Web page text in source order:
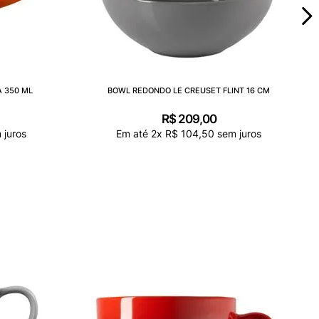
350 ML
juros
BOWL REDONDO LE CREUSET FLINT 16 CM
R$ 209,00
Em até 2x R$ 104,50 sem juros